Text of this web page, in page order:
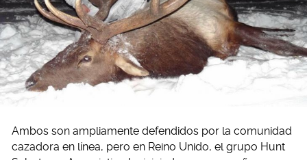
Ambos son ampliamente defendidos por la comunidad
cazadora en línea, pero en Reino Unido, el grupo Hunt